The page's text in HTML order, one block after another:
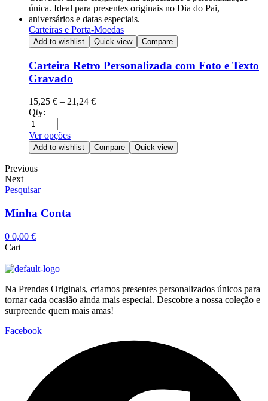
Carteiras e Porta-Moedas
Add to wishlist Quick view Compare
Carteira Retro Personalizada com Foto e Texto
Gravado
15,25 € – 21,24 €
Qty:
Ver opções
Add to wishlist Compare Quick view
Previous
Next
Pesquisar
Minha Conta
0 0,00 €
Cart
Na Prendas Originais, criamos presentes personalizados únicos para
tornar cada ocasião ainda mais especial. Descobre a nossa coleção e
surpreende quem mais amas!
Facebook